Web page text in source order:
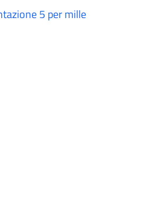
5 per mille